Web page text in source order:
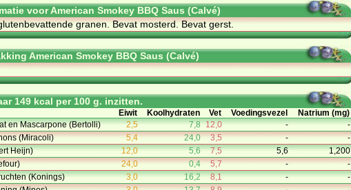
voor American Smokey BBQ Saus (Calvé)
gra­nen. Be­vat mos­terd. Be­vat gerst.
American Smokey BBQ Saus (Calvé)
149 kcal per 100 g. inzitten.
Eiwit Koolhydraten Vet Voedingsvezel
Natrium (mg)
en Mascarpone (Bertolli)
2,5 7,8 12,0 -
-
(Miracoli)
5,4 24,0 3,5 -
-
Heijn)
12,0 5,6 7,5 5,6
1,200
24,0 0,4 5,7 -
-
(Konings)
3,0 16,2 8,1 -
-